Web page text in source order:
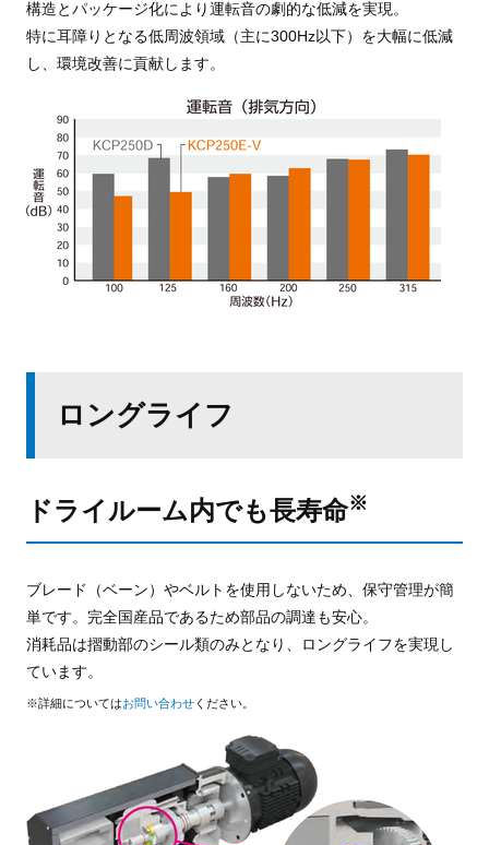
構造とパッケージ化により運転音の劇的な低減を実現。
特に耳障りとなる低周波領域（主に300Hz以下）を大幅に低減
し、環境改善に貢献します。
ロングライフ
ドライルーム内でも長寿命※
ブレード（ベーン）やベルトを使用しないため、 保守管理が簡
単です。完全国産品であるため部品の調達も安心。
消耗品は摺動部のシール類のみとなり、ロングライフを実現し
ています。
※詳細についてはお問い合わせ ください。